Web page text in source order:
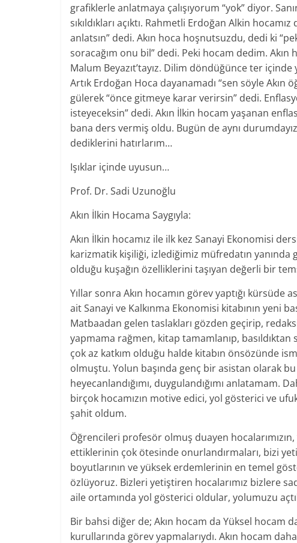
grafiklerle anlatmaya çalışıyorum “yok” diyor.
sıkıldıkları açıktı. Rahmetli Erdoğan Alkin
anlatsın” dedi. Akın hoca hoşnutsuzdu, dedi ki
soracağım onu bil” dedi. Peki hocam dedim. Akın
Malum Beyazıt’tayız. Dilim döndüğünce ter
Artık Erdoğan Hoca dayanamadı “sen söyle Akın
gülerek “önce gitmeye karar verirsin” dedi.
isteyeceksin” dedi. Akın İlkin hocam yaşanan
bana ders vermiş oldu. Bugün de aynı
dediklerini hatırlarım…
Işıklar içinde uyusun…
Prof. Dr. Sadi Uzunoğlu
Akın İlkin Hocama Saygıyla:
Akın İlkin hocamız ile ilk kez Sanayi Ekonomisi
karizmatik kişiliği, izlediğimiz müfredatın yanında
olduğu kuşağın özelliklerini taşıyan değerli bir
Yıllar sonra Akın hocamın görev yaptığı
ait Sanayi ve Kalkınma Ekonomisi kitabının yeni
Matbaadan gelen taslakları gözden geçirip,
yapmama rağmen, kitap tamamlanıp,
çok az katkım olduğu halde kitabın önsözünde
olmuştu. Yolun başında genç bir asistan olarak bu
heyecanlandığımı, duygulandığımı anlatamam.
birçok hocamızın motive edici, yol gösterici ve
şahit oldum.
Öğrencileri profesör olmuş duayen
ettiklerinin çok ötesinde onurlandırmaları, bizi
boyutlarının ve yüksek erdemlerinin en temel
özlüyoruz. Bizleri yetiştiren hocalarımız bizlere
aile ortamında yol gösterici oldular, yolumuzu
Bir bahsi diğer de; Akın hocam da Yüksel hocam
kurullarında görev yapmalarıydı. Akın hocam